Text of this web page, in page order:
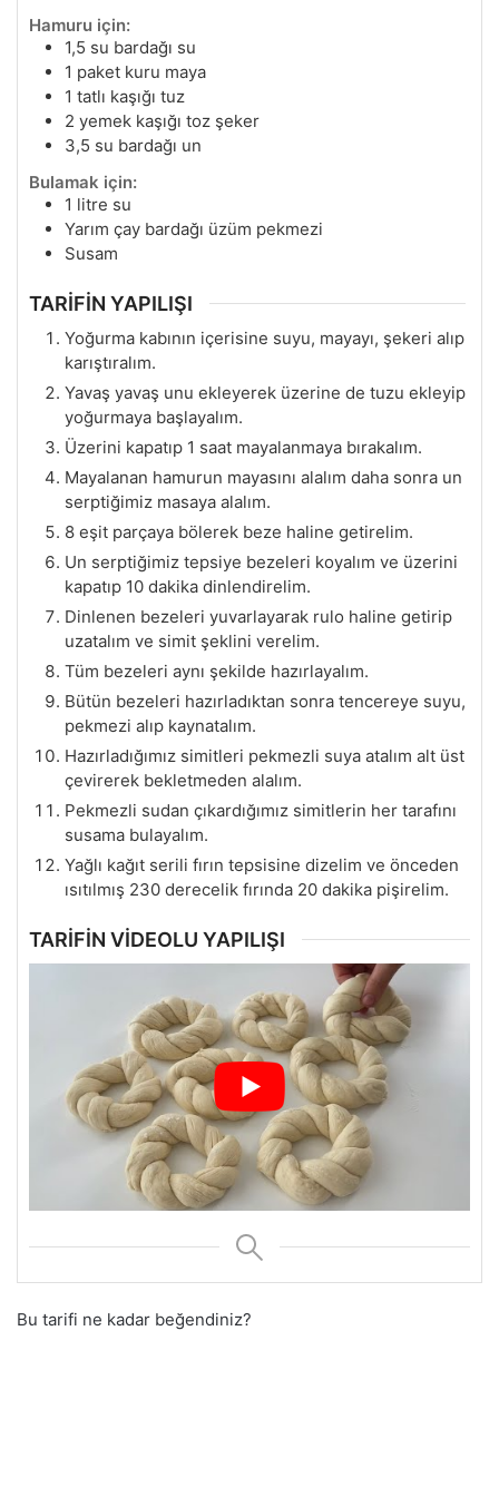
Hamuru için:
1,5 su bardağı su
1 paket kuru maya
1 tatlı kaşığı tuz
2 yemek kaşığı toz şeker
3,5 su bardağı un
Bulamak için:
1 litre su
Yarım çay bardağı üzüm pekmezi
Susam
TARİFİN YAPILIŞI
Yoğurma kabının içerisine suyu, mayayı, şekeri alıp
karıştıralım.
Yavaş yavaş unu ekleyerek üzerine de tuzu ekleyip
yoğurmaya başlayalım.
Üzerini kapatıp 1 saat mayalanmaya bırakalım.
Mayalanan hamurun mayasını alalım daha sonra un
serptiğimiz masaya alalım.
8 eşit parçaya bölerek beze haline getirelim.
Un serptiğimiz tepsiye bezeleri koyalım ve üzerini
kapatıp 10 dakika dinlendirelim.
Dinlenen bezeleri yuvarlayarak rulo haline getirip
uzatalım ve simit şeklini verelim.
Tüm bezeleri aynı şekilde hazırlayalım.
Bütün bezeleri hazırladıktan sonra tencereye suyu,
pekmezi alıp kaynatalım.
Hazırladığımız simitleri pekmezli suya atalım alt üst
çevirerek bekletmeden alalım.
Pekmezli sudan çıkardığımız simitlerin her tarafını
susama bulayalım.
Yağlı kağıt serili fırın tepsisine dizelim ve önceden
ısıtılmış 230 derecelik fırında 20 dakika pişirelim.
TARİFİN VİDEOLU YAPILIŞI
Bu tarifi ne kadar beğendiniz?